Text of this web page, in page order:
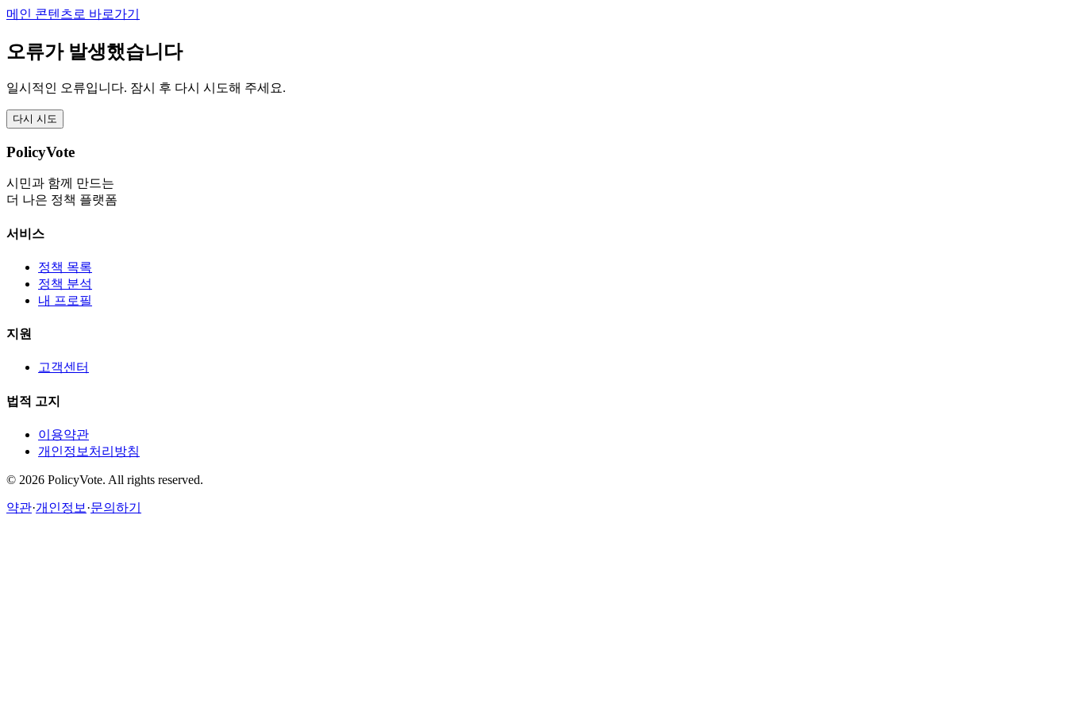
메인 콘텐츠로 바로가기
오류가 발생했습니다
일시적인 오류입니다. 잠시 후 다시 시도해 주세요.
다시 시도
PolicyVote
시민과 함께 만드는
더 나은 정책 플랫폼
서비스
정책 목록
정책 분석
내 프로필
지원
고객센터
법적 고지
이용약관
개인정보처리방침
© 2026 PolicyVote. All rights reserved.
약관·개인정보 ·문의하기